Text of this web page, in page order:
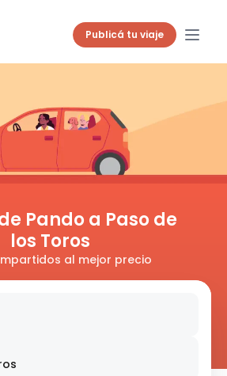
Publicá tu viaje
Pando a Paso de
los Toros
al mejor precio